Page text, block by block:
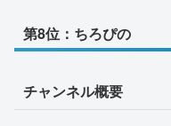
第8位：ちろぴの
チャンネル概要